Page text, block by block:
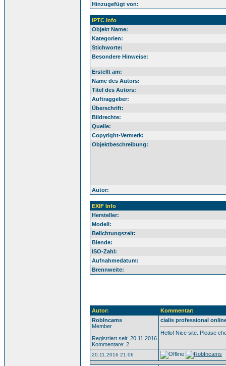
Hinzugefügt von:
IPTC Info
Objekt Name:
Kategorien:
Stichworte:
Besondere Hinweise:
Erstellt am:
Name des Autors:
Titel des Autors:
Auftraggeber:
Überschrift:
Bildrechte:
Quelle:
Copyright-Vermerk:
Objektbeschreibung:
Autor:
EXIF Info
Hersteller:
Modell:
Belichtungszeit:
Blende:
ISO-Zahl:
Aufnahmedatum:
Brennweite:
Autor:
Kommentar:
RobIncams
Member
Registriert seit: 20.11.2016
Kommentare: 2
cialis professional
Hello! Nice site. Please
20.11.2016 21:06